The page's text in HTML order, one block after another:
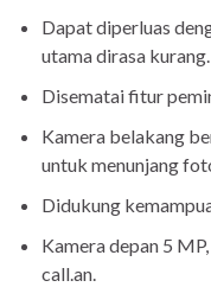
Dapat diperluas
utama dirasa kurang.
Disematai fitur
Kamera belakang
untuk menunjang
Didukung
Kamera depan 5
call.an.